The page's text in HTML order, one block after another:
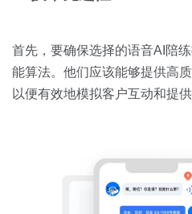
按业务场景
交易跟进
首先，要确保选择的语音AI陪
能算法。他们应该能够提供高
以便有效地模拟客户互动和提